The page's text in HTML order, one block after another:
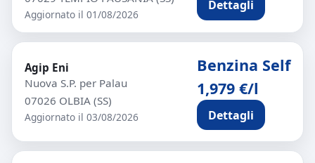
Aggiornato il 01/08/2026
Dettagli
Agip Eni
Nuova S.P. per Palau
07026 OLBIA (SS)
Aggiornato il 03/08/2026
Benzina Self
1,979 €/l
Dettagli